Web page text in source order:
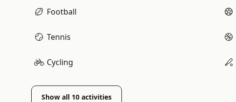
Football
Tennis
Cycling
Show all 10 activities